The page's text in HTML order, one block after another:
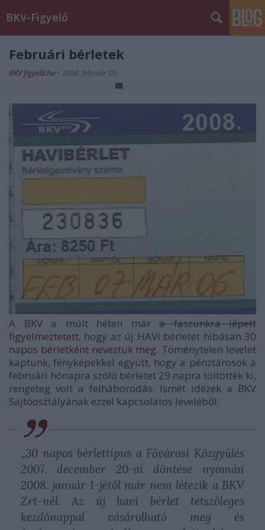
BKV-Figyelő
Februári bérletek
BKV figyelő.hu • 2008. február 05.
A BKV a múlt héten már a faszunkra lépett
figyelmeztetett, hogy az új HAVI bérletet hibásan 30
napos bérletként neveztük meg. Töménytelen levelet
kaptunk, fényképekkel együtt, hogy a pénztárosok a
februári hónapra szóló bérletet 29 napra töltötték ki,
rengeteg volt a felháborodás. Ismét idézek a BKV
Sajtóosztályának ezzel kapcsolatos leveléből:
„30 napos bérlettípus a Fővárosi Közgyűlés
2007. december 20-ai döntése nyomán
2008. január 1-jétől már nem létezik a BKV
Zrt-nél. Az új havi bérlet tetszőleges
kezdőnappal vásárolható meg és